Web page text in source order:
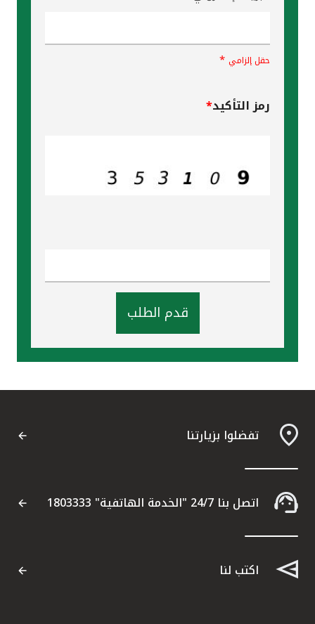
حقل إلزامي *
رمز التأكيد*
قدم الطلب
تفضلوا بزيارتنا
اتصل بنا 24/7 "الخدمة الهاتفية" 1803333
اكتب لنا